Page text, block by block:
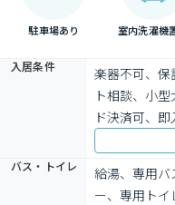
駐車場あり 室内洗濯機
入居条件
楽器不可、保
ト相談、小
ド決済可、即
バス・トイレ
給湯、専用バ
ー、専用ト